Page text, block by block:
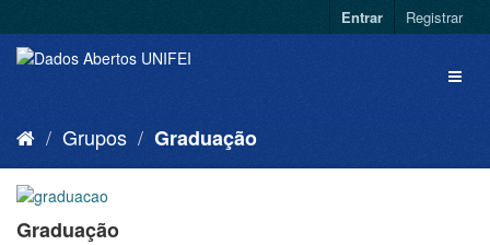
Entrar Registrar
Grupos Graduação
Graduação